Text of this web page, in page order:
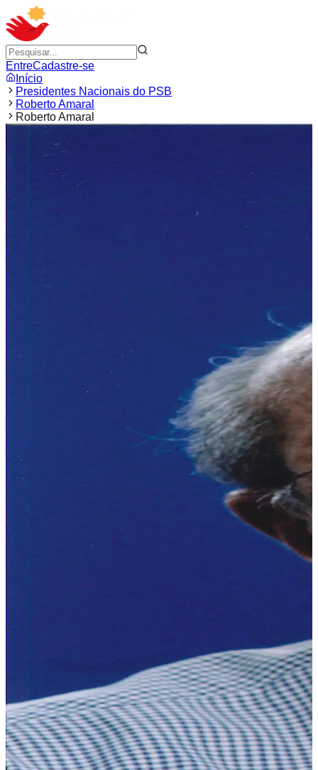
EntreCadastre-se
Início
Presidentes Nacionais do PSB
Roberto Amaral
Roberto Amaral